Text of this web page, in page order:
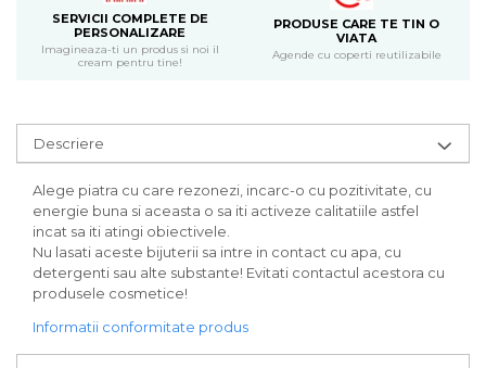
SERVICII COMPLETE DE
PERSONALIZARE
Imagineaza-ti un produs si noi il
cream pentru tine!
PRODUSE CARE TE TIN O
VIATA
Agende cu coperti reutilizabile
Descriere
Alege piatra cu care rezonezi, incarc-o cu pozitivitate, cu
energie buna si aceasta o sa iti activeze calitatiile astfel
incat sa iti atingi obiectivele.
Nu lasati aceste bijuterii sa intre in contact cu apa, cu
detergenti sau alte substante! Evitati contactul acestora cu
produsele cosmetice!
Informatii conformitate produs